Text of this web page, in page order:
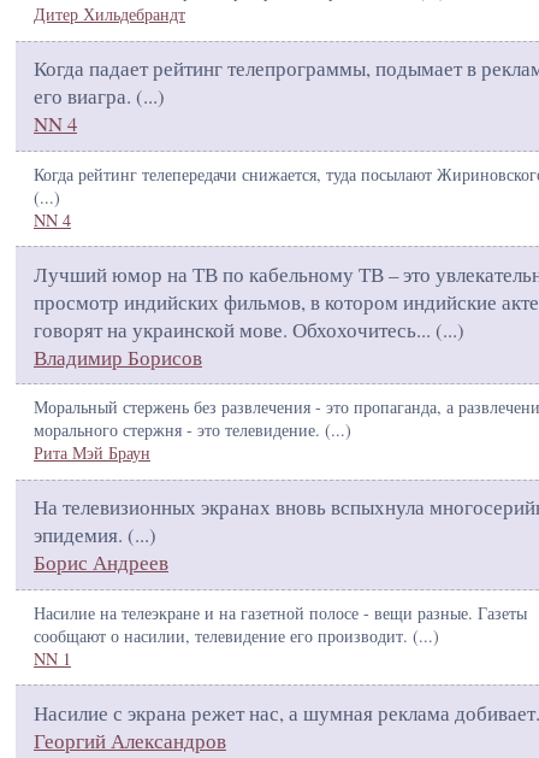
Дитер Хильдебрандт
Когда падает рейтинг телепрограммы, подымает в
его виагра. (...)
NN 4
Когда рейтинг телепередачи снижается, туда посылают
(...)
NN 4
Лучший юмор на ТВ по кабельному ТВ – это
просмотр индийских фильмов, в котором индийские
говорят на украинской мове. Обхохочитесь... (...)
Владимир Борисов
Моральный стержень без развлечения - это пропаганда, а
морального стержня - это телевидение. (...)
Рита Мэй Браун
На телевизионных экранах вновь вспыхнула
эпидемия. (...)
Борис Андреев
Насилие на телеэкране и на газетной полосе - вещи разные. Газеты
сообщают о насилии, телевидение его производит. (...)
NN 1
Насилие с экрана режет нас, а шумная реклама
Георгий Александров